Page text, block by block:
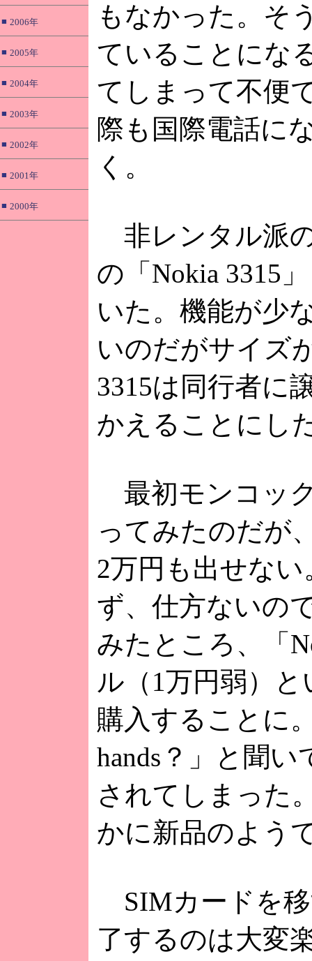
■ 2006年
■ 2005年
■ 2004年
■ 2003年
■ 2002年
■ 2001年
■ 2000年
もなかった。そ
ていることにな
てしまって不便
際も国際電話に
く。
非レンタル派
の「Nokia 3315
いた。機能が少
いのだがサイズ
3315は同行者に
かえることにし
最初モンコッ
ってみたのだが
2万円も出せな
ず、仕方ないの
みたところ、「
ル（1万円弱）
購入することに
hands？」と聞
されてしまった
かに新品のよう
SIMカードを
了するのは大変